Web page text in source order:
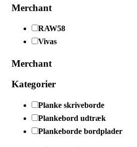
Merchant
RAW58
Vivas
Merchant
Kategorier
Planke skriveborde
Plankebord udtræk
Plankeborde bordplader